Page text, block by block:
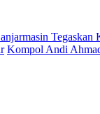
Tegaskan
Kompol Andi